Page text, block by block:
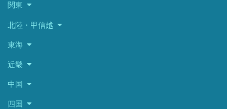
関東
北陸・甲信越
東海
近畿
中国
四国